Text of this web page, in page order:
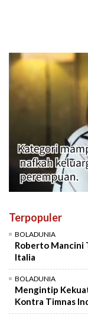
Terpopuler
BOLADUNIA
Roberto Mancini
Italia
BOLADUNIA
Mengintip
Kontra Timnas